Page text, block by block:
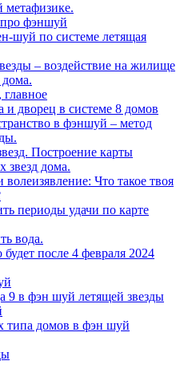
метафизике.
про фэншуй
шуй по системе летящая
– воздействие на жилище
главное
и дворец в системе 8 домов
в фэншуй – метод
Построение карты
звезд дома.
волеизявление: Что такое твоя
периоды удачи по карте
вода.
после 4 февраля 2024
9 в фэн шуй летящей звезды
типа домов в фэн шуй